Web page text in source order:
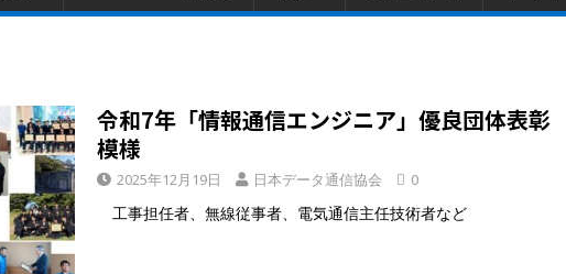
令和7年「情報通信エンジニア」優良団体表彰
模様
2025年12月19日 日本データ通信協会 0
工事担任者、無線従事者、電気通信主任技術者など